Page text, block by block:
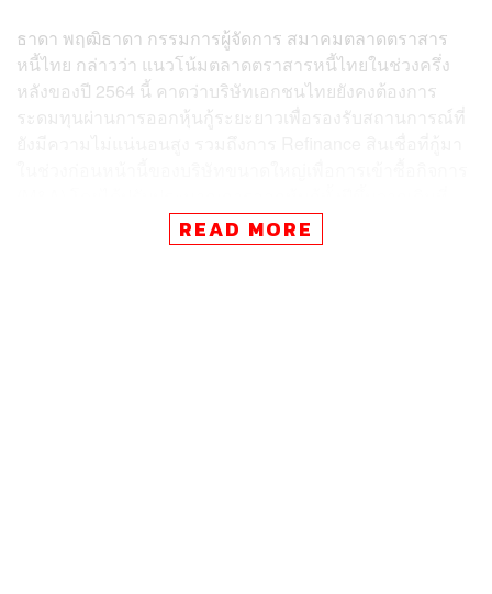
ธาดา พฤฒิธาดา กรรมการผู้จัดการ สมาคมตลาดตราสาร
หนี้ไทย กล่าวว่า แนวโน้มตลาดตราสารหนี้ไทยในช่วงครึ่ง
หลังของปี 2564 นี้ คาดว่าบริษัทเอกชนไทยยังคงต้องการ
ระดมทุนผ่านการออกหุ้นกู้ระยะยาวเพื่อรองรับสถานการณ์ที่
750,000 ล้านบาท เป็นที่ 900,000 ล้านบาท
READ MORE